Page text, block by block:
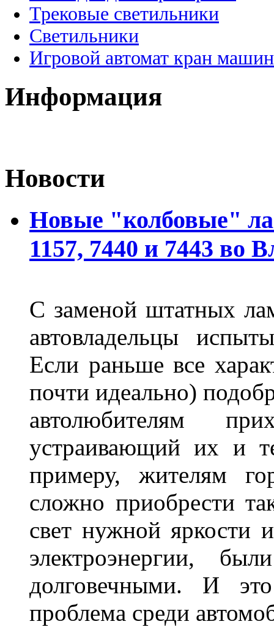
Трековые светильники
Светильники
Игровой автомат кран
Информация
Новости
Новые "колбовые"
1157, 7440 и 7443 во
С заменой штатных
автовладельцы
Если раньше все
почти идеально)
автолюбителям
устраивающий их и
примеру, жителям
сложно приобрести
свет нужной яркости
электроэнергии,
долговечными. И
проблема среди